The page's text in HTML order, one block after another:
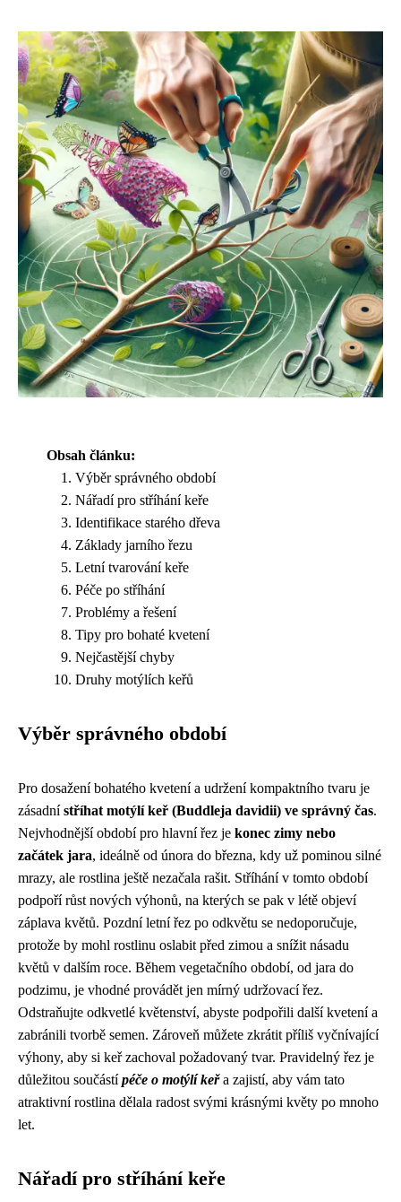
Obsah článku:
Výběr správného období
Nářadí pro stříhání keře
Identifikace starého dřeva
Základy jarního řezu
Letní tvarování keře
Péče po stříhání
Problémy a řešení
Tipy pro bohaté kvetení
Nejčastější chyby
Druhy motýlích keřů
Výběr správného období
Pro dosažení bohatého kvetení a udržení kompaktního tvaru je
zásadnístříhat motýlí keř (Buddleja davidii) ve správný čas.
Nejvhodnější období pro hlavní řez je konec zimy nebo
začátek jara, ideálně od února do března, kdy už pominou silné
mrazy, ale rostlina ještě nezačala rašit. Stříhání v tomto období
podpoří růst nových výhonů, na kterých se pak v létě objeví
záplava květů. Pozdní letní řez po odkvětu se nedoporučuje,
protože by mohl rostlinu oslabit před zimou a snížit násadu
květů v dalším roce. Během vegetačního období, od jara do
podzimu, je vhodné provádět jen mírný udržovací řez.
Odstraňujte odkvetlé květenství, abyste podpořili další kvetení a
zabránili tvorbě semen. Zároveň můžete zkrátit příliš vyčnívající
výhony, aby si keř zachoval požadovaný tvar. Pravidelný řez je
důležitou součástípéče o motýlí keřa zajistí, aby vám tato
atraktivní rostlina dělala radost svými krásnými květy po mnoho
let.
Nářadí pro stříhání keře